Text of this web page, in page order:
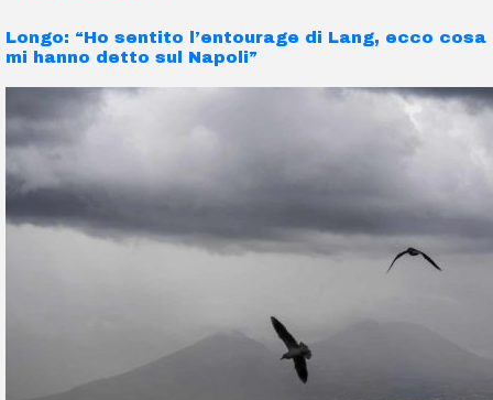
Longo: “Ho sentito l’entourage di Lang, ecco cosa
mi hanno detto sul Napoli”